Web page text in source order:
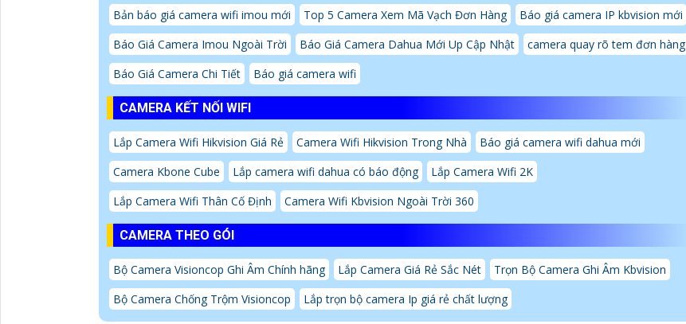
Bản báo giá camera wifi imou mới Top 5 Camera Xem Mã Vạch Đơn Hàng
Báo giá camera IP kbvision mới
Báo Giá Camera Imou Ngoài Trời
Báo Giá Camera Dahua Mới Up Cập Nhật
camera quay rõ tem đơn hàng
Báo Giá Camera Chi Tiết
Báo giá camera wifi
CAMERA KẾT NỐI WIFI
Lắp Camera Wifi Hikvision Giá Rẻ Camera Wifi Hikvision Trong Nhà
Báo giá camera wifi dahua mới
Camera Kbone Cube
Lắp camera wifi dahua có báo động
Lắp Camera Wifi 2K
Lắp Camera Wifi Thân Cố Định
Camera Wifi Kbvision Ngoài Trời 360
CAMERA THEO GÓI
Bộ Camera Visioncop Ghi Âm Chính hãng Lắp Camera Giá Rẻ Sắc Nét
Trọn Bộ Camera Ghi Âm Kbvision
Bộ Camera Chống Trộm Visioncop
Lắp trọn bộ camera Ip giá rẻ chất lượng